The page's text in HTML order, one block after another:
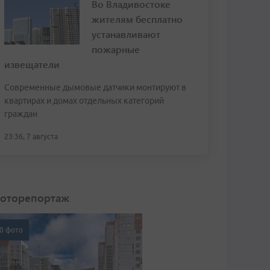
Во Владивостоке
жителям бесплатно
устанавливают
пожарные
извещатели
Современные дымовые датчики монтируют в
квартирах и домах отдельных категорий
граждан
23:36, 7 августа
фото